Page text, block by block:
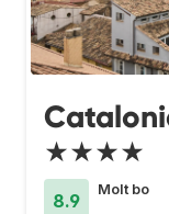
★★★★
8.9
Molt bo